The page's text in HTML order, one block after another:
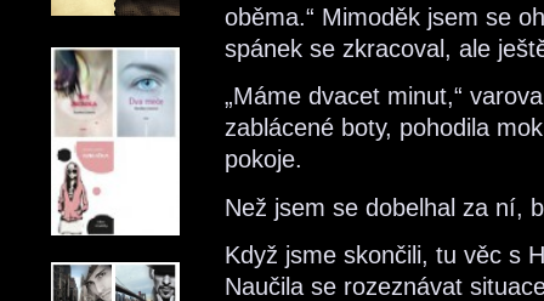
oběma.“ Mimoděk jsem se
spánek se zkracoval, ale
„Máme dvacet minut,“
zablácené boty, pohodila
pokoje.
Než jsem se dobelhal za ní,
Když jsme skončili, tu věc s
Naučila se rozeznávat